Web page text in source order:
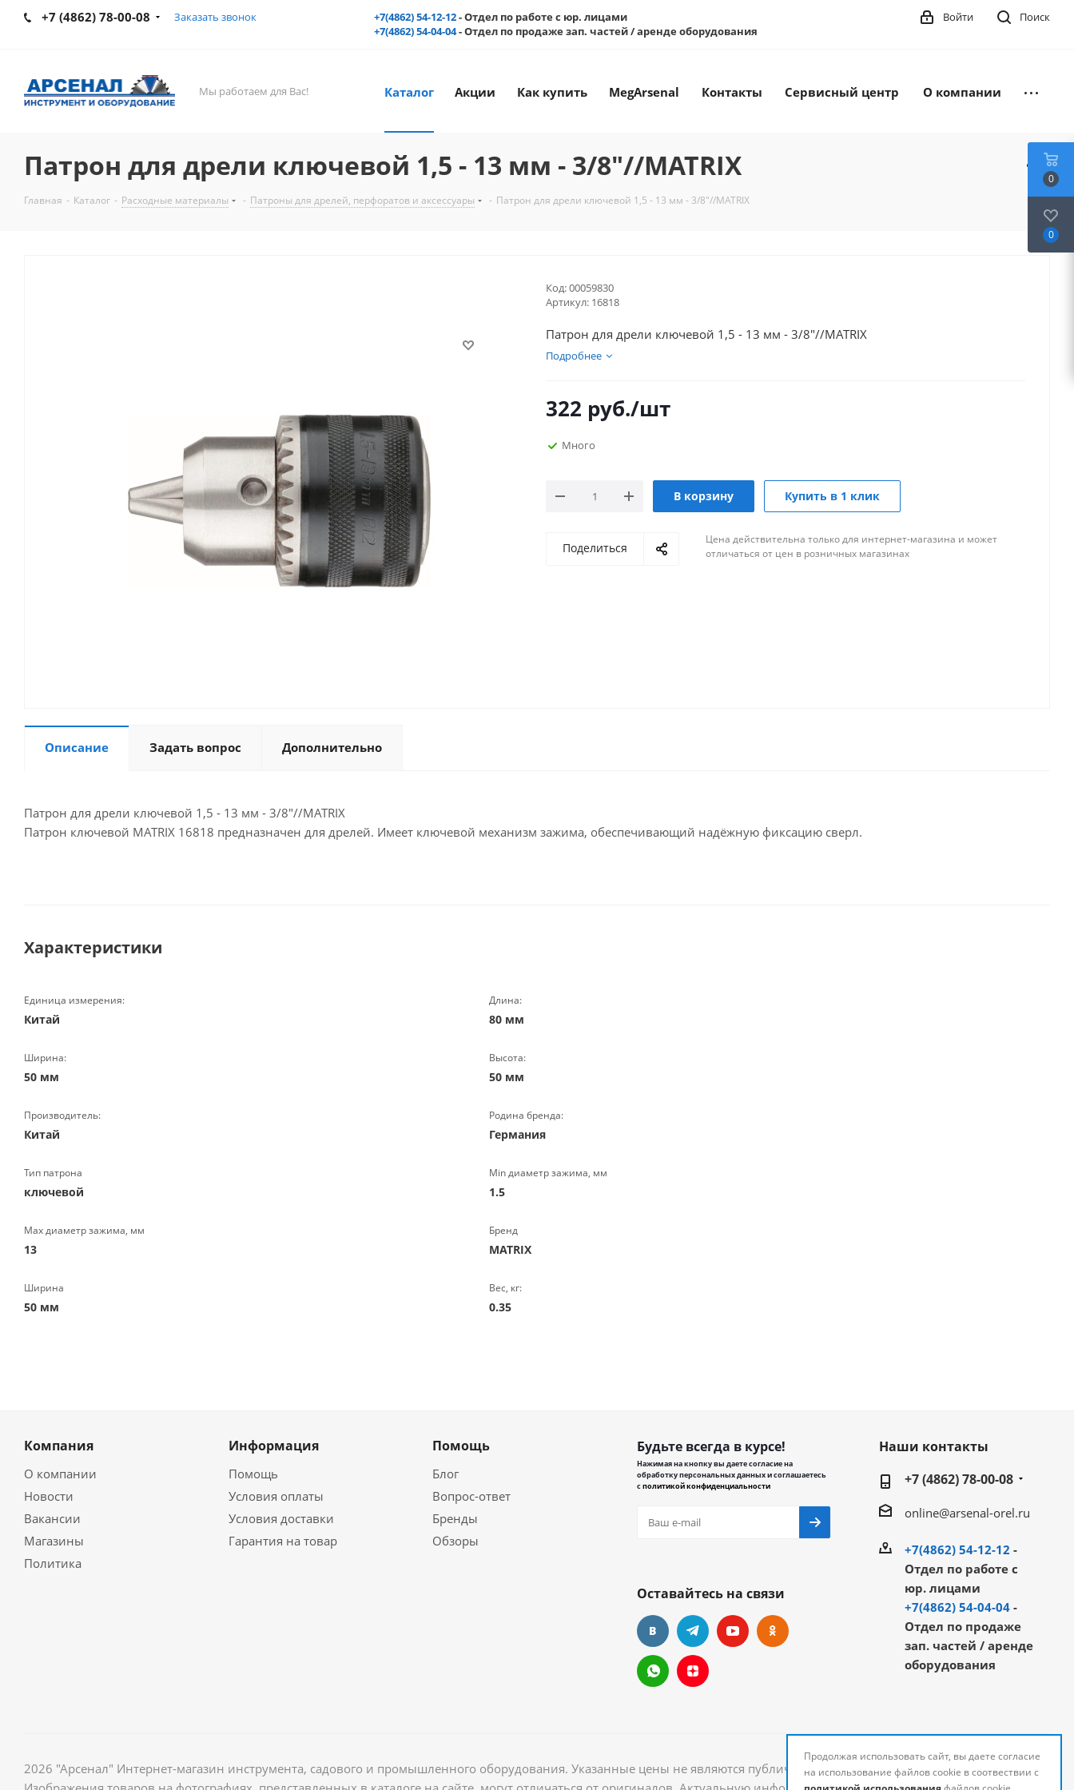
+7 (4862) 78-00-08 Заказать звонок +7(4862) 54-12-12- Отдел по работе с юр. лицами
+7(4862) 54-04-04- Отдел по продаже зап. частей / аренде оборудования
Поиск
Войти
Мы работаем для Вас! Каталог Акции Как купить MegArsenal Контакты Сервисный центр О компании
Патрон для дрели ключевой 1,5 - 13 мм - 3/8"//MATRIX
Главная - Каталог - Расходные материалы - Патроны для дрелей, перфоратов и аксессуары - Патрон для дрели ключевой 1,5 - 13 мм - 3/8"//MATRIX
Код:00059830
Артикул: 16818
Патрон для дрели ключевой 1,5 - 13 мм - 3/8"//MATRIX
Подробнее
322 руб./шт
Много
В корзину Купить в 1 клик
Поделиться
Цена действительна только для интернет-магазина и может
отличаться от цен в розничных магазинах
Описание Задать вопрос Дополнительно
Патрон для дрели ключевой 1,5 - 13 мм - 3/8"//MATRIX
Патрон ключевой MATRIX 16818 предназначен для дрелей. Имеет ключевой механизм зажима, обеспечивающий надёжную фиксацию сверл.
Характеристики
Единица измерения:
Китай
Длина:
80 мм
Ширина:
50 мм
Высота:
50 мм
Производитель:
Китай
Родина бренда:
Германия
Тип патрона
ключевой
Min диаметр зажима, мм
1.5
Max диаметр зажима, мм
13
Бренд
MATRIX
Ширина
50 мм
Вес, кг:
0.35
Компания
О компании
Новости
Вакансии
Магазины
Политика
Информация
Помощь
Условия оплаты
Условия доставки
Гарантия на товар
Помощь
Блог
Вопрос-ответ
Бренды
Обзоры
Будьте всегда в курсе!
Нажимая на кнопку вы даете согласие на
обработку персональных данных и соглашаетесь
сполитикой конфиденциальности
Оставайтесь на связи
Наши контакты
+7 (4862) 78-00-08
online@arsenal-orel.ru
+7(4862) 54-12-12 -
Отдел по работе с
юр. лицами
+7(4862) 54-04-04-
Отдел по продаже
зап. частей / аренде
оборудования
2026 "Арсенал" Интернет-магазин инструмента, садового и промышленного оборудования. Указанные цены не являются публичной офертой и могут быть изменены.
0
0
Продолжая использовать сайт, вы даете согласие
на использование файлов cookie в соотвествии с